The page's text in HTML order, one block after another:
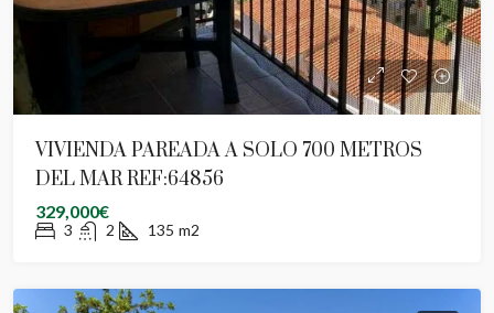
VIVIENDA PAREADA A SOLO 700 METROS
DEL MAR REF:64856
329,000€
3 2 135 m2